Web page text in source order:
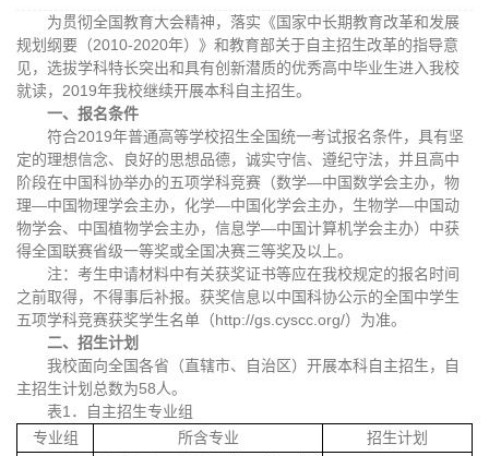
为贯彻全国教育大会精神，落实《国家中长期教育改革和发展
规划纲要（2010-2020年）》和教育部关于自主招生改革的指导意
见，选拔学科特长突出和具有创新潜质的优秀高中毕业生进入我校
就读，2019年我校继续开展本科自主招生。
一、报名条件
符合2019年普通高等学校招生全国统一考试报名条件，具有坚
定的理想信念、良好的思想品德，诚实守信、遵纪守法，并且高中
阶段在中国科协举办的五项学科竞赛（数学—中国数学会主办，物
理—中国物理学会主办，化学—中国化学会主办，生物学—中国动
物学会、中国植物学会主办，信息学—中国计算机学会主办）中获
得全国联赛省级一等奖或全国决赛三等奖及以上。
注：考生申请材料中有关获奖证书等应在我校规定的报名时间
之前取得，不得事后补报。获奖信息以中国科协公示的全国中学生
五项学科竞赛获奖学生名单（http://gs.cyscc.org/）为准。
二、招生计划
我校面向全国各省（直辖市、自治区）开展本科自主招生，自
主招生计划总数为58人。
表1．自主招生专业组
专业组
所含专业 招生计划